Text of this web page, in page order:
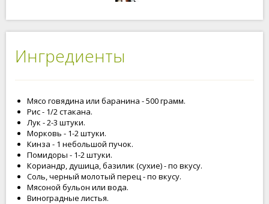
Ингредиенты
Мясо говядина или баранина - 500 грамм.
Рис - 1/2 стакана.
Лук - 2-3 штуки.
Морковь - 1-2 штуки.
Кинза - 1 небольшой пучок.
Помидоры - 1-2 штуки.
Кориандр, душица, базилик (сухие) - по вкусу.
Соль, черный молотый перец - по вкусу.
Мясоной бульон или вода.
Виноградные листья.